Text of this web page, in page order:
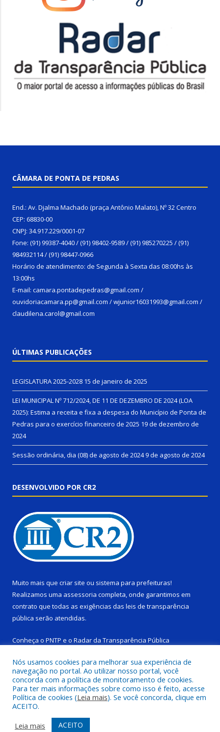
CÂMARA DE PONTA DE PEDRAS
End.: Av. Djalma Machado (praça Antônio Malato), Nº 32 Centro
CEP: 68830-00
CNPJ: 34.917.229/0001-07
Fone: (91) 99387-4040 / (91) 98402-9589 / (91) 985270225 / (91)
984932114 / (91) 98447-0966
Horário de atendimento: de Segunda à Sexta das 08:00hs às
13:00hs
E-mail: camara.pontadepedras@gmail.com /
ouvidoriacamara.pp@gmail.com / wjunior16031993@gmail.com /
claudilena.carol@gmail.com
ÚLTIMAS PUBLICAÇÕES
LEGISLATURA 2025-2028 15 de janeiro de 2025
LEI MUNICIPAL Nº 712/2024, DE 11 DE DEZEMBRO DE 2024 (LOA
2025): Estima a receita e fixa a despesa do Município de Ponta de
Pedras para o exercício financeiro de 2025 19 de dezembro de
2024
Sessão ordinária, dia (08) de agosto de 20249 de agosto de 2024
DESENVOLVIDO POR CR2
Muito mais que criar site ou sistema para prefeituras!
Realizamos uma assessoria completa, onde garantimos em
contrato que todas as exigências das leis de transparência
pública serão atendidas.
Conheça o PNTP e o Radar da Transparência Pública
Todos os direitos reservados a Câmara Municipal de Ponta de
Pedras.
Mapa do Site
Acessar Área Administrativa
Nós usamos cookies para melhorar sua experiência de
navegação no portal. Ao utilizar nosso portal, você
concorda com a política de monitoramento de cookies.
Para ter mais informações sobre como isso é feito, acesse
Política de cookies (Leia mais). Se você concorda, clique em
ACEITO.
Leia mais
ACEITO